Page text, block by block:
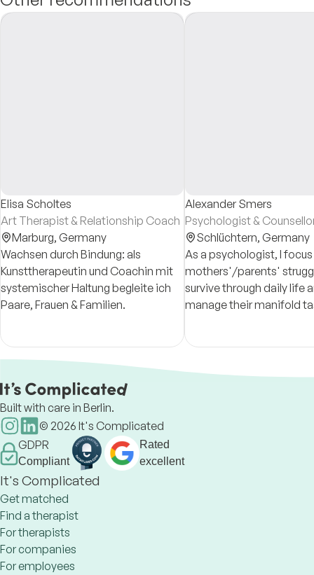
Elisa Scholtes
Art Therapist & Relationship Coach
Marburg, Germany
Wachsen durch Bindung: als
Kunsttherapeutin und Coachin mit
systemischer Haltung begleite ich
Paare, Frauen & Familien.
Alexander Smers
Psychologist &
Schlüchtern, Germany
As a psychologist, I
mothers'/parents'
survive through daily life
manage their manifold
self-care in order to build
Built with care in Berlin.
© 2026 It's Complicated
GDPR
Compliant
Rated
excellent
It's Complicated
Get matched
Find a therapist
For therapists
For companies
For employees